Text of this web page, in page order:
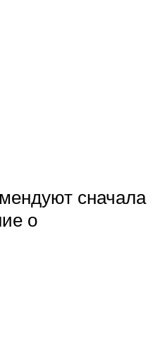
сначала
о